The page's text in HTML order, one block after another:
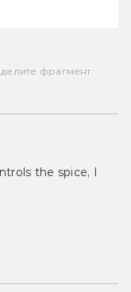
фрагмент
the spice, I